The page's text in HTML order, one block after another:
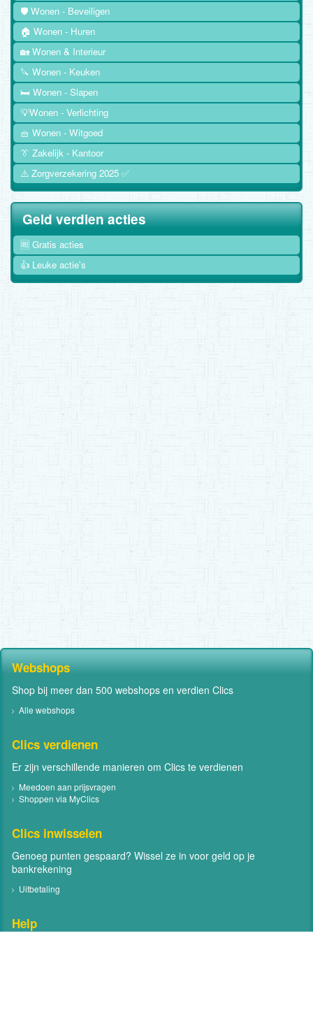
🛡️ Wonen - Beveiligen
🏠 Wonen - Huren
🏡 Wonen & Interieur
🔪 Wonen - Keuken
🛏️ Wonen - Slapen
💡Wonen - Verlichting
🧺 Wonen - Witgoed
👔 Zakelijk - Kantoor
⚠️ Zorgverzekering 2025 ✅
Geld verdien acties
🆓 Gratis acties
👍 Leuke actie's
Webshops
Shop bij meer dan 500 webshops en verdien Clics
Alle webshops
Clics verdienen
Er zijn verschillende manieren om Clics te verdienen
Meedoen aan prijsvragen
Shoppen via MyClics
Clics inwisselen
Genoeg punten gespaard? Wissel ze in voor geld op je
bankrekening
Uitbetaling
Help